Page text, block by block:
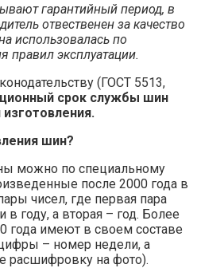
гарантийный период, в
отвественен за качество
использовалась по
правил эксплуатации.
(ГОСТ 5513,
срок службы шин
шин?
можно по специальному
после 2000 года в
чисел, где первая пара
году, а вторая – год. Более
года имеют в своем составе
– номер недели, а
расшифровку на фото).